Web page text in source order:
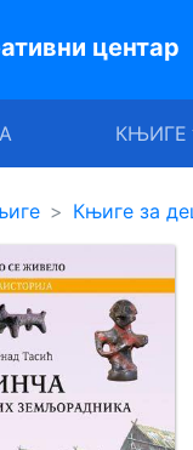
центар
КЊИГЕ
Књиге за